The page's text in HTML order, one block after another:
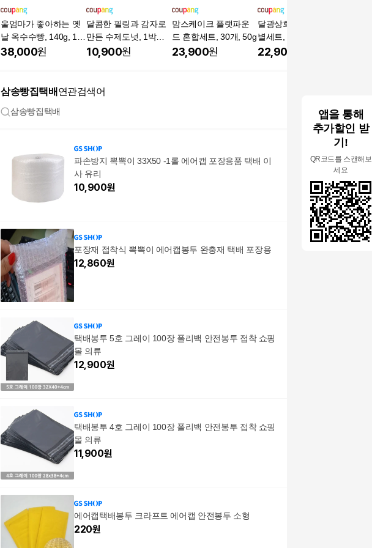
앱을 통해
추가할인 받
기!
QR코드를 스캔해보
세요
울엄마가 좋아하는 옛
날 옥수수빵, 140g, 10
개
38,000원
달콤한 필링과 감자로
만든 수제도넛, 1박스,
990g
10,900원
맘스케이크 플랫파운
드 혼합세트, 30개, 50g
23,900원
달광상회 달광도넛 맛
별세트, 45g, 30개
22,900
삼송빵집택배 연관검색어
삼송빵집택배
파손방지 뽁뽁이 33X50 -1롤 에어캡 포장용품 택배 이
사 유리
10,900원
포장재 접착식 뽁뽁이 에어캡봉투 완충재 택배 포장용
12,860원
택배봉투 5호 그레이 100장 폴리백 안전봉투 접착 쇼핑
몰 의류
12,900원
택배봉투 4호 그레이 100장 폴리백 안전봉투 접착 쇼핑
몰 의류
11,900원
에어캡택배봉투 크라프트 에어캡 안전봉투 소형
220원